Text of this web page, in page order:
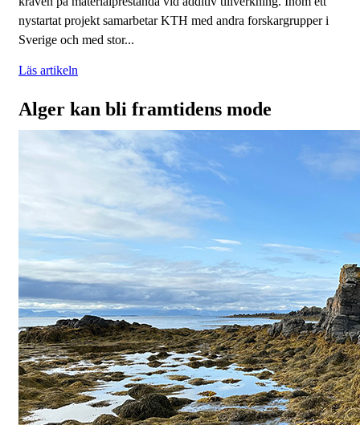
nystartat projekt samarbetar KTH med andra forskargrupper i
Sverige och med stor...
Läs artikeln
Alger kan bli framtidens mode